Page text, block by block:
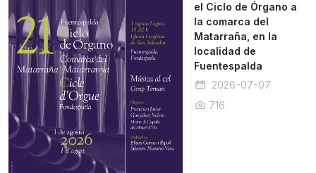
el Ciclo de Órgano a
la comarca del
Matarraña, en la
localidad de
Fuentespalda
2026-07-07
716